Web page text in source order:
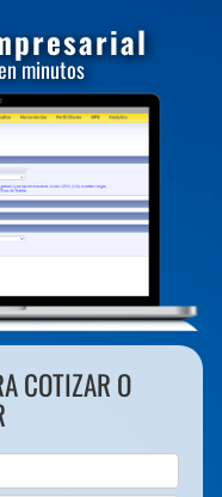
minutos
COTIZAR O